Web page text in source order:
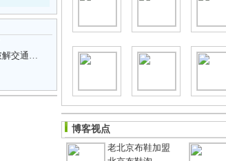
长沙芙蓉北路浏阳河大桥拟修姊妹桥 破解交通瓶颈
博客视点
老北京布鞋加盟